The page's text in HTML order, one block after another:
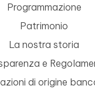
Programmazione
Patrimonio
La nostra storia
e
di origine